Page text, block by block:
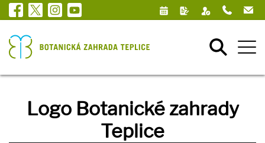
Logo Botanické zahrady
Teplice